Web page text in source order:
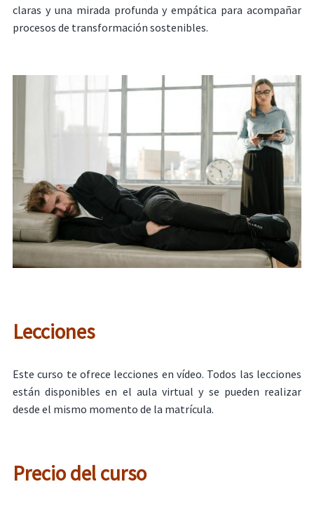
claras y una mirada profunda y empática para acompañar
procesos de transformación sostenibles.
Lecciones
Este curso te ofrece lecciones en vídeo. Todos las lecciones
están disponibles en el aula virtual y se pueden realizar
desde el mismo momento de la matrícula.
Precio del curso